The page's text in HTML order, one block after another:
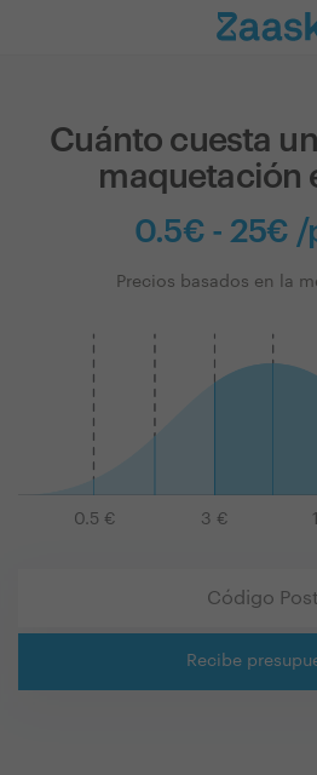
Cuánto cuesta
maquetación
0.5€ - 25€ /
Precios basados en la
0.5 € 3 €
Recibe